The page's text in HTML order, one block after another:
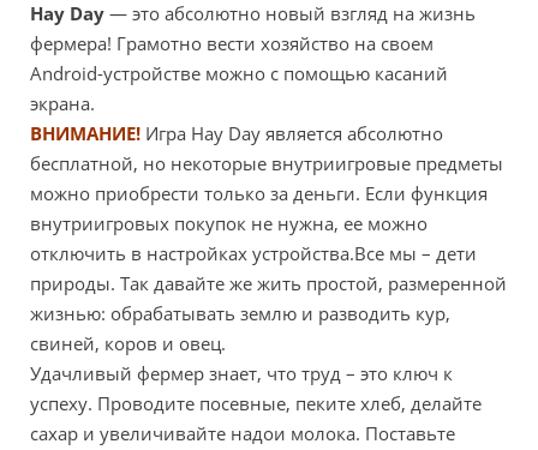
Hay Day — это абсолютно новый взгляд на жизнь
фермера! Грамотно вести хозяйство на своем
Android-устройстве можно с помощью касаний
экрана.
ВНИМАНИЕ! Игра Hay Day является абсолютно
бесплатной, но некоторые внутриигровые предметы
можно приобрести только за деньги. Если функция
внутриигровых покупок не нужна, ее можно
отключить в настройках устройства.Все мы – дети
природы. Так давайте же жить простой, размеренной
жизнью: обрабатывать землю и разводить кур,
свиней, коров и овец.
Удачливый фермер знает, что труд – это ключ к
успеху. Проводите посевные, пеките хлеб, делайте
сахар и увеличивайте надои молока. Поставьте